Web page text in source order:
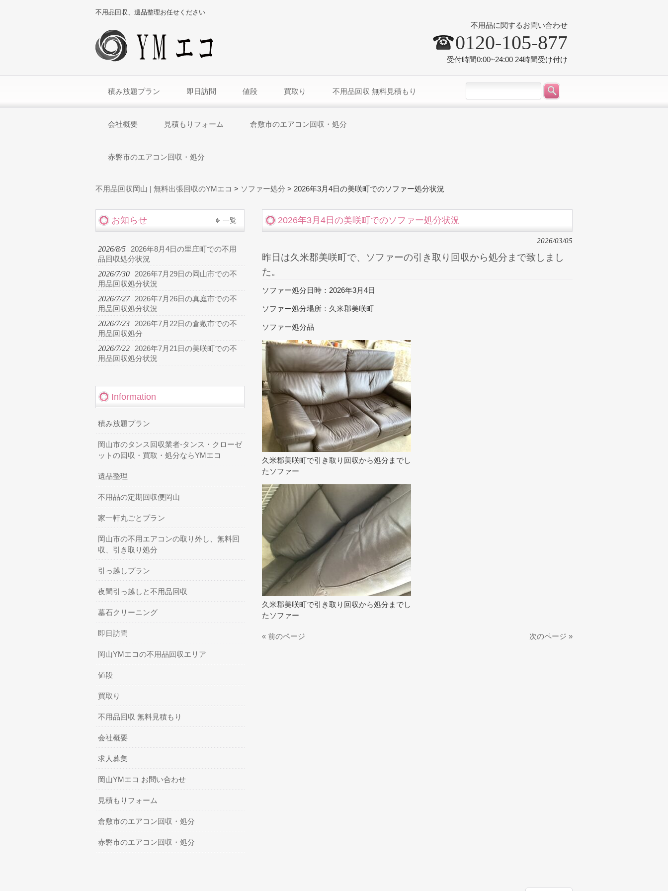
不用品回収、遺品整理お任せください
不用品に関するお問い合わせ
0120-105-877
受付時間0:00~24:00 24時間受け付け
積み放題プラン 即日訪問 値段 買取り 不用品回収 無料見積もり
会社概要 見積もりフォーム 倉敷市のエアコン回収・処分
赤磐市のエアコン回収・処分
不用品回収岡山 | 無料出張回収のYMエコ > ソファー処分 > 2026年3月4日の美咲町でのソファー処分状況
2026年3月4日の美咲町でのソファー処分状況
2026/03/05
昨日は久米郡美咲町で、ソファーの引き取り回収から処分まで致しまし
た。
ソファー処分日時：2026年3月4日
ソファー処分場所：久米郡美咲町
ソファー処分品
久米郡美咲町で引き取り回収から処分までし
たソファー
久米郡美咲町で引き取り回収から処分までし
たソファー
« 前のページ 次のページ »
お知らせ 一覧
2026/8/5
2026年8月4日の里庄町での不用
品回収処分状況
2026/7/30
2026年7月29日の岡山市での不
用品回収処分状況
2026/7/27
2026年7月26日の真庭市での不
用品回収処分状況
2026/7/23
2026年7月22日の倉敷市での不
用品回収処分
2026/7/22
2026年7月21日の美咲町での不
用品回収処分状況
Information
積み放題プラン
岡山市のタンス回収業者-タンス・クローゼ
ットの回収・買取・処分ならYMエコ
遺品整理
不用品の定期回収便岡山
家一軒丸ごとプラン
岡山市の不用エアコンの取り外し、無料回
収、引き取り処分
引っ越しプラン
夜間引っ越しと不用品回収
墓石クリーニング
即日訪問
岡山YMエコの不用品回収エリア
値段
買取り
不用品回収 無料見積もり
会社概要
求人募集
岡山YMエコ お問い合わせ
見積もりフォーム
倉敷市のエアコン回収・処分
赤磐市のエアコン回収・処分